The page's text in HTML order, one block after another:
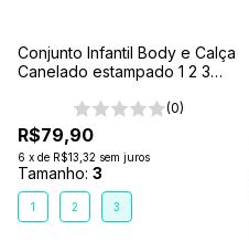
Conjunto Infantil Body e Calça
Canelado estampado 1 2 3
(0)
R$79,90
6 x de R$13,32 sem juros
Tamanho: 3
1 2 3